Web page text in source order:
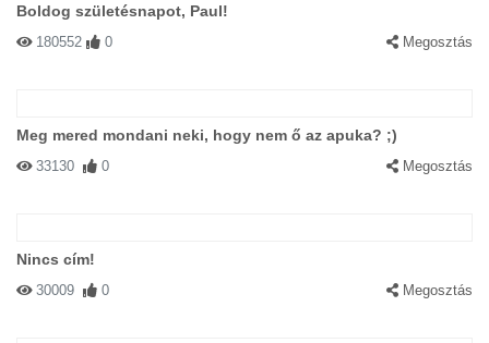
Boldog születésnapot, Paul!
180552 0 Megosztás
Meg mered mondani neki, hogy nem ő az apuka? ;)
33130 0 Megosztás
Nincs cím!
30009 0 Megosztás